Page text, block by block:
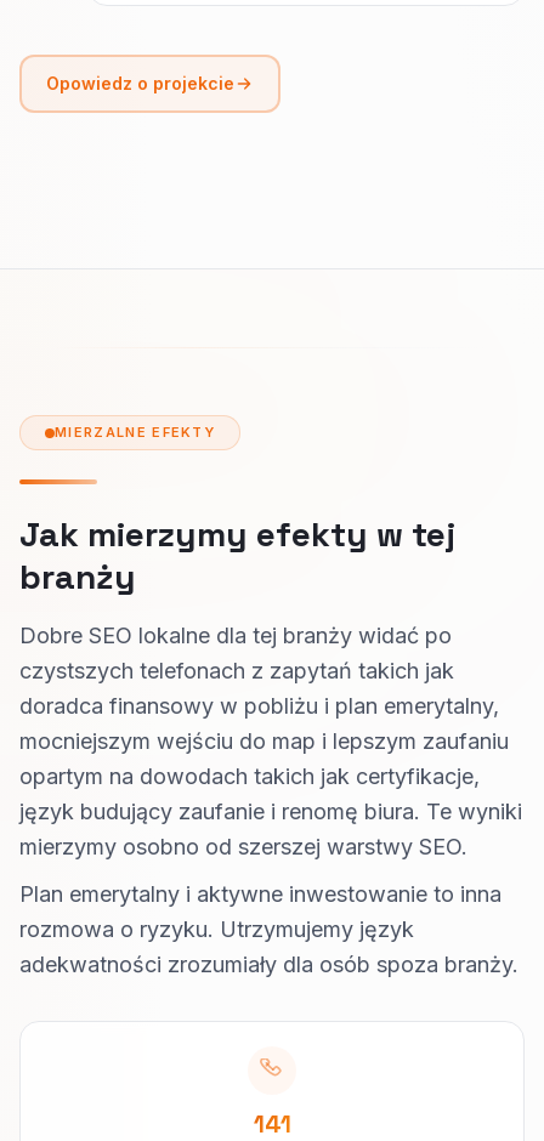
Opowiedz o projekcie
MIERZALNE EFEKTY
Jak mierzymy efekty w tej
branży
Dobre SEO lokalne dla tej branży widać po
czystszych telefonach z zapytań takich jak
doradca finansowy w pobliżu i plan emerytalny,
mocniejszym wejściu do map i lepszym zaufaniu
opartym na dowodach takich jak certyfikacje,
język budujący zaufanie i renomę biura. Te wyniki
mierzymy osobno od szerszej warstwy SEO.
Plan emerytalny i aktywne inwestowanie to inna
rozmowa o ryzyku. Utrzymujemy język
adekwatności zrozumiały dla osób spoza branży.
141